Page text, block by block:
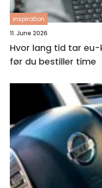
inspiration
11. June 2026
Hvor lang tid tar
før du bestiller time